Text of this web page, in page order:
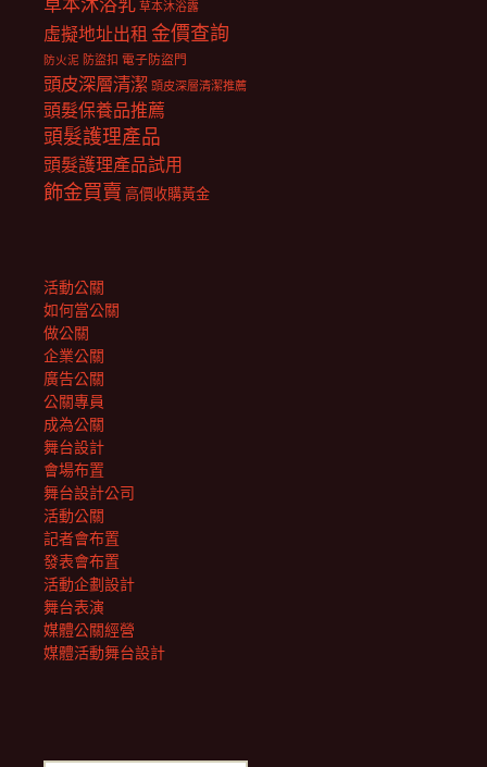
草本沐浴露
虛擬地址出租 金價查詢
防火泥 防盜扣 電子防盜門
頭皮深層清潔 頭皮深層清潔推薦
頭髮保養品推薦
頭髮護理產品
頭髮護理產品試用
飾金買賣 高價收購黃金
活動公關
如何當公關
做公關
企業公關
廣告公關
公關專員
成為公關
舞台設計
會場布置
舞台設計公司
活動公關
記者會布置
發表會布置
活動企劃設計
舞台表演
媒體公關經營
媒體活動舞台設計